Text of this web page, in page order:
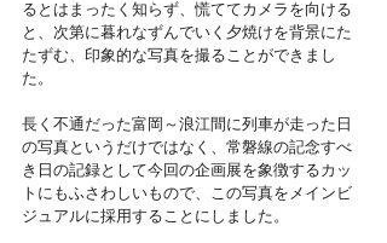
るとはまったく知らず、慌ててカメラを向ける
と、次第に暮れなずんでいく夕焼けを背景にた
たずむ、印象的な写真を撮ることができまし
た。
長く不通だった富岡～浪江間に列車が走った日
の写真というだけではなく、常磐線の記念すべ
き日の記録として今回の企画展を象徴するカッ
トにもふさわしいもので、この写真をメインビ
ジュアルに採用することにしました。